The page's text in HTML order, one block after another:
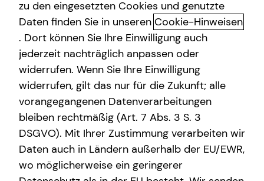
Kindervorsorge
Sach- und Vermögenssicherung
Expat
Als Elternteil möchtest du deinen Kindern nicht nur Liebe
und Geborgenheit, sondern auch finanzielle Sicherheit für
die Zukunft bieten. Durch kluge Vorsorge lassen sich
Risiken absichern und wertvolle finanzielle Freiräume
schaffen.
Schutz vor Risiken: Wichtige
Versicherungen für dein Kind
Haftpflichtversicherung – Schutz vor unerwarteten
Schäden
zu den eingesetzten Cookies und genutzte
Daten finden Sie in unseren Cookie-Hinweisen
. Dort können Sie Ihre Einwilligung auch
jederzeit nachträglich anpassen oder
widerrufen. Wenn Sie Ihre Einwilligung
widerrufen, gilt das nur für die Zukunft; alle
vorangegangenen Datenverarbeitungen
bleiben rechtmäßig (Art. 7 Abs. 3 S. 3
DSGVO). Mit Ihrer Zustimmung verarbeiten wir
Daten auch in Ländern außerhalb der EU/EWR,
wo möglicherweise ein geringerer